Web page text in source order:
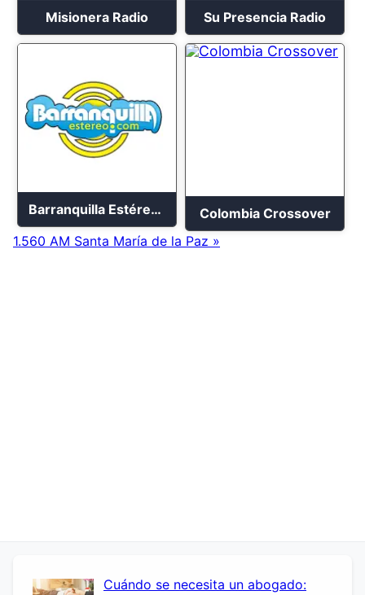
Cuándo se necesita un abogado:
Misionera Radio Su Presencia Radio
Barranquilla Estéreo En Vivo 2023
Colombia Crossover
1.560 AM Santa María de la Paz »